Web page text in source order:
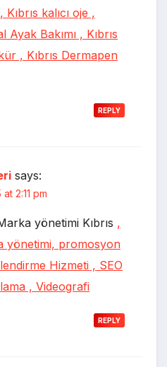
Kıbrıs kalıcı oje ,
Ayak Bakımı , Kıbrıs
, Kıbrıs Dermapen
REPLY
says:
2:11 pm
yönetimi Kıbrıs ,
yönetimi, promosyon
Hizmeti , SEO
, Videografi
REPLY